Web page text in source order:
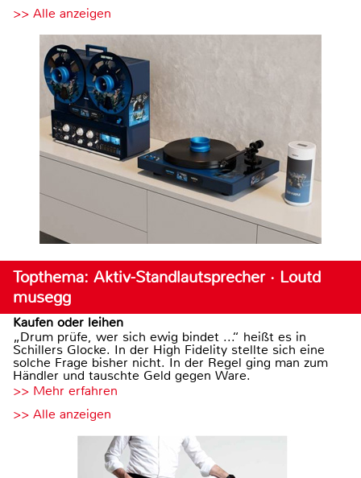
>> Alle anzeigen
Topthema: Aktiv-Standlautsprecher · Loutd
musegg
Kaufen oder leihen
„Drum prüfe, wer sich ewig bindet ...“ heißt es in
Schillers Glocke. In der High Fidelity stellte sich eine
solche Frage bisher nicht. In der Regel ging man zum
Händler und tauschte Geld gegen Ware.
>> Mehr erfahren
>> Alle anzeigen